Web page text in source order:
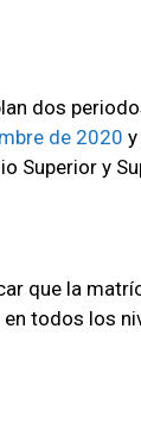
dos
de 2020
Superior y
que la
todos los